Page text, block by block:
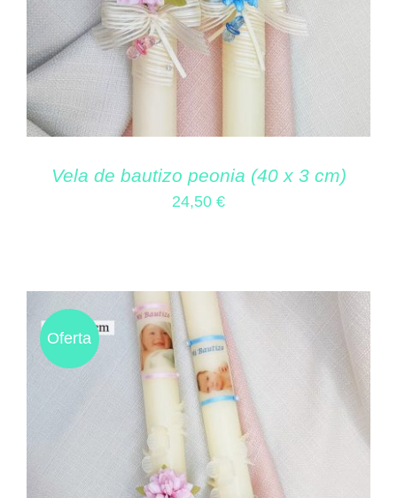
Vela de bautizo peonia (40 x 3 cm)
24,50 €
Oferta